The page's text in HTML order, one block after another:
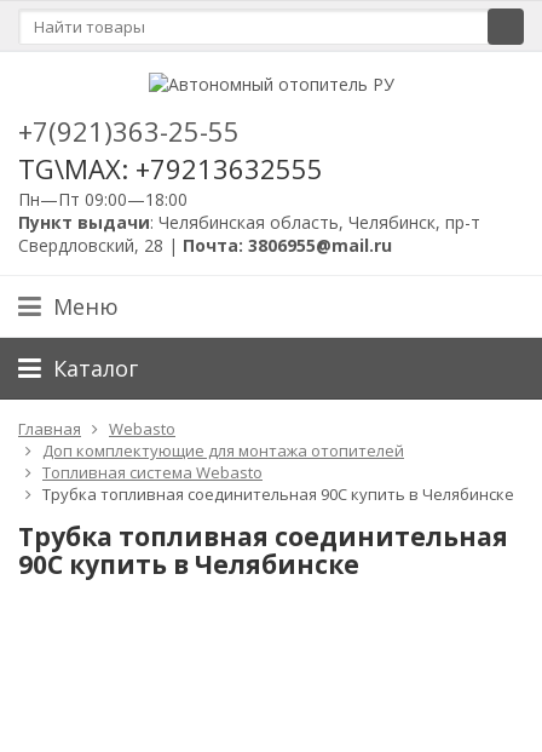
+7(921)363-25-55
TG\MAX: +79213632555
Пн—Пт 09:00—18:00
Пункт выдачи: Челябинская область, Челябинск, пр-т
Свердловский, 28 | Почта: 3806955@mail.ru
Меню
Каталог
Главная
Webasto
Доп комплектующие для монтажа отопителей
Топливная система Webasto
Трубка топливная соединительная 90C купить в Челябинске
Трубка топливная соединительная
90C купить в Челябинске